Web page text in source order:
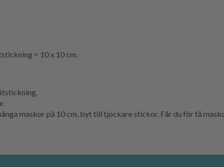
= 10 x 10 cm.
maskor på 10 cm, byt till tjockare stickor. Får du för få